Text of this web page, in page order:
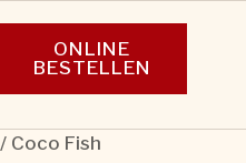
ONLINE
BESTELLEN
/ Coco Fish